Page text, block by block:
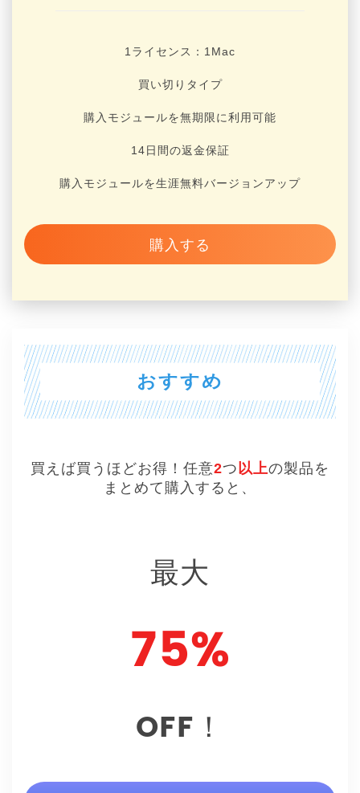
1ライセンス：1Mac
買い切りタイプ
購入モジュールを無期限に利用可能
14日間の返金保証
購入モジュールを生涯無料バージョンアップ
購入する
おすすめ
買えば買うほどお得！任意2つ以上の製品を
まとめて購入すると、
最大
75%
OFF！